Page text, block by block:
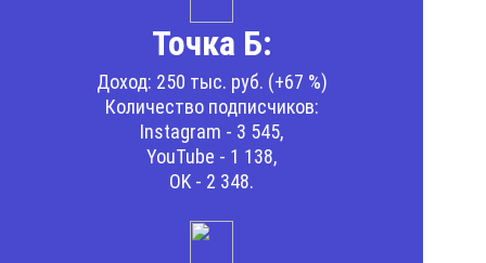
Точка Б:
Доход: 250 тыс. руб. (+67 %)
Количество подписчиков:
Instagram - 3 545,
YouTube - 1 138,
OK - 2 348.